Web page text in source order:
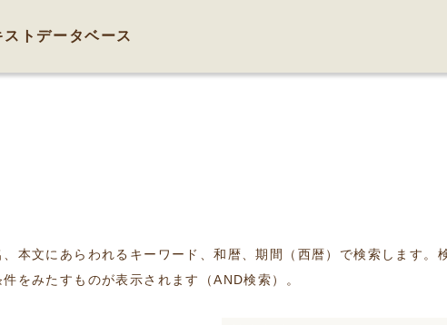
トデータベース
本文にあらわれるキーワード、和暦、期間（西暦）で検索します
をみたすものが表示されます（AND検索）。